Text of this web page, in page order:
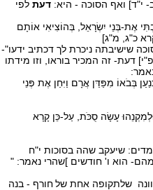
י"ד] ואף הסוכה - היא: דעת לפי
אֶת-בְּנֵי יִשְׂרָאֵל, בְּהוֹצִיאִי אוֹתָם
כ"ג, מ"ג]
שישיבתה ניכרת לך דכתיב ידעו"-
דעת- זה המכיר בוראו, וזו מידתו
בְּבֹאוֹ מִפַּדַּן אֲרָם וַיִּחַן אֶת פְּנֵי
עָשָׂה סֻכֹּת, עַל-כֵּן קָרָא
שיעקב שהה בסוכות י"ח
הוא ו' חודשים ]שהרי נאמר: "
שלתקופה אחת שלחורף - בנה